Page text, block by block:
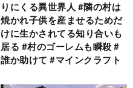
りにくる異世界人 #隣の村は
焼かれ子供を産ませるためだ
けに生かされてる知り合いも
居る #村のゴーレムも瞬殺 #
誰か助けて #マインクラフト